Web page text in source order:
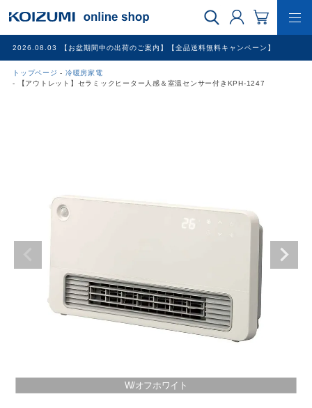
2026.08.03 【お盆期間中の出荷のご案内】【全品送料無料キャンペーン】
トップページ
冷暖房家電
【アウトレット】セラミックヒーター人感＆室温センサー付きKPH-1247
WEB限定品
冷暖房家電
その他
アウトレットSALE
W/オフホワイト